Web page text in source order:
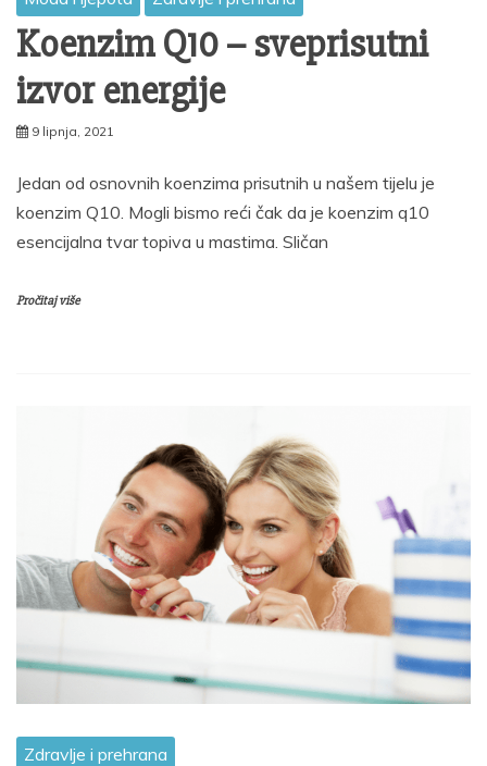
Koenzim Q10 – sveprisutni
izvor energije
9 lipnja, 2021
Jedan od osnovnih koenzima prisutnih u našem tijelu je
koenzim Q10. Mogli bismo reći čak da je koenzim q10
esencijalna tvar topiva u mastima. Sličan
Pročitaj više
Zdravlje i prehrana